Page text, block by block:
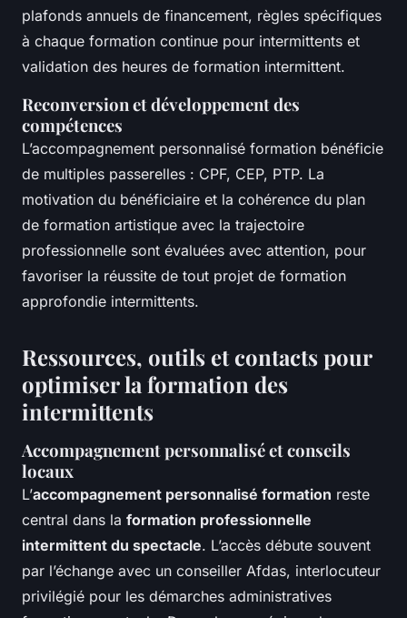
plafonds annuels de financement, règles spécifiques
à chaque formation continue pour intermittents et
validation des heures de formation intermittent.
Reconversion et développement des
compétences
L’accompagnement personnalisé formation bénéficie
de multiples passerelles : CPF, CEP, PTP. La
motivation du bénéficiaire et la cohérence du plan
de formation artistique avec la trajectoire
professionnelle sont évaluées avec attention, pour
favoriser la réussite de tout projet de formation
approfondie intermittents.
Ressources, outils et contacts pour
optimiser la formation des
intermittents
Accompagnement personnalisé et conseils
locaux
L’accompagnement personnalisé formation reste
central dans la formation professionnelle
intermittent du spectacle. L’accès débute souvent
par l’échange avec un conseiller Afdas, interlocuteur
privilégié pour les démarches administratives